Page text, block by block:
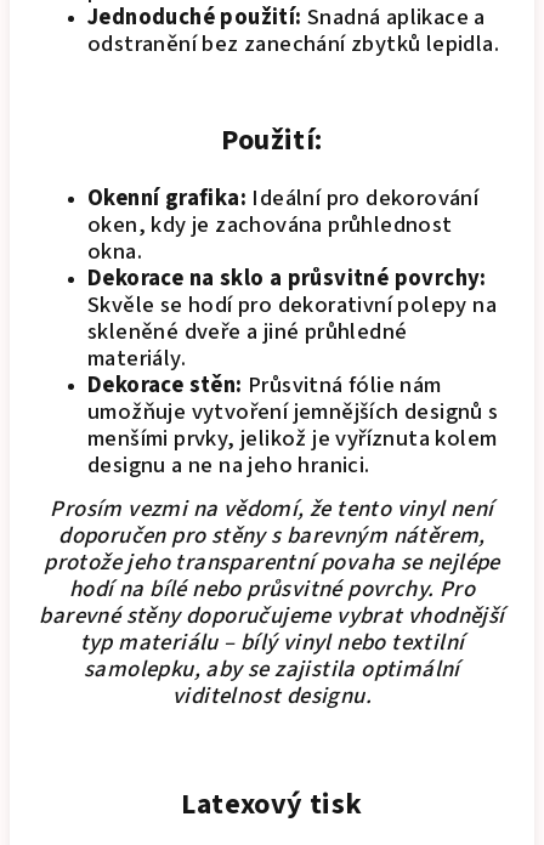
Jednoduché použití: Snadná aplikace a
odstranění bez zanechání zbytků lepidla.
Použití:
Okenní grafika: Ideální pro dekorování
oken, kdy je zachována průhlednost
okna.
Dekorace na sklo a průsvitné povrchy:
Skvěle se hodí pro dekorativní polepy na
skleněné dveře a jiné průhledné
materiály.
Dekorace stěn: Průsvitná fólie nám
umožňuje vytvoření jemnějších designů s
menšími prvky, jelikož je vyříznuta kolem
designu a ne na jeho hranici.
Prosím vezmi na vědomí, že tento vinyl není
doporučen pro stěny s barevným nátěrem,
protože jeho transparentní povaha se nejlépe
hodí na bílé nebo průsvitné povrchy. Pro
barevné stěny doporučujeme vybrat vhodnější
typ materiálu – bílý vinyl nebo textilní
samolepku, aby se zajistila optimální
viditelnost designu.
Latexový tisk